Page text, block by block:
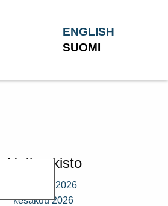
ENGLISH
SUOMI
Uutisarkisto
heinäkuu 2026
kesäkuu 2026